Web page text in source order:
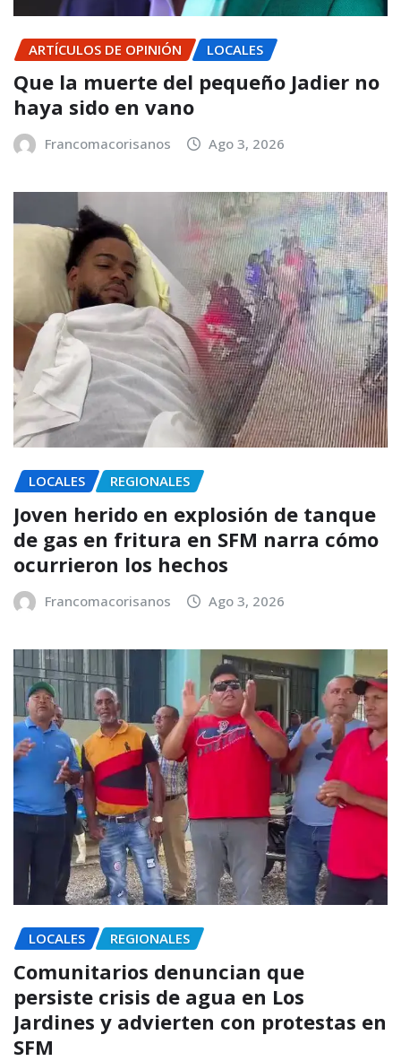
ARTÍCULOS DE OPINIÓN LOCALES
Que la muerte del pequeño Jadier no
haya sido en vano
Francomacorisanos Ago 3, 2026
LOCALES REGIONALES
Joven herido en explosión de tanque
de gas en fritura en SFM narra cómo
ocurrieron los hechos
Francomacorisanos Ago 3, 2026
LOCALES REGIONALES
Comunitarios denuncian que
persiste crisis de agua en Los
Jardines y advierten con protestas en
SFM